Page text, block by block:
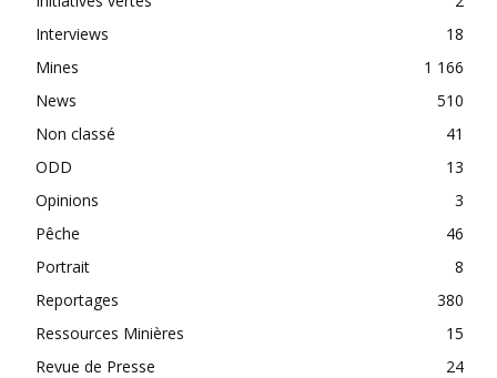
Interviews
18
Mines
1 166
News
510
Non classé
41
ODD
13
Opinions
3
Pêche
46
Portrait
8
Reportages
380
Ressources Minières
15
Revue de Presse
24